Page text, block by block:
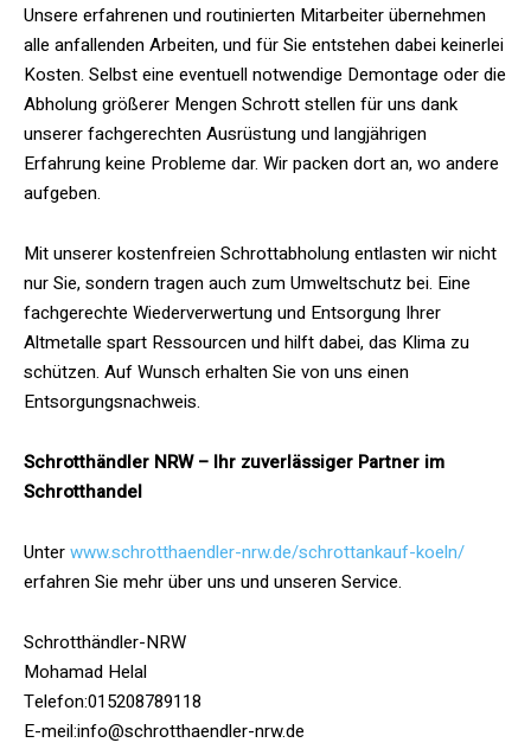
Unsere erfahrenen und routinierten Mitarbeiter übernehmen
alle anfallenden Arbeiten, und für Sie entstehen dabei keinerlei
Kosten. Selbst eine eventuell notwendige Demontage oder die
Abholung größerer Mengen Schrott stellen für uns dank
unserer fachgerechten Ausrüstung und langjährigen
Erfahrung keine Probleme dar. Wir packen dort an, wo andere
aufgeben.
Mit unserer kostenfreien Schrottabholung entlasten wir nicht
nur Sie, sondern tragen auch zum Umweltschutz bei. Eine
fachgerechte Wiederverwertung und Entsorgung Ihrer
Altmetalle spart Ressourcen und hilft dabei, das Klima zu
schützen. Auf Wunsch erhalten Sie von uns einen
Entsorgungsnachweis.
Schrotthändler NRW – Ihr zuverlässiger Partner im
Schrotthandel
Unterwww.schrotthaendler-nrw.de/schrottankauf-koeln/
erfahren Sie mehr über uns und unseren Service.
Schrotthändler-NRW
Mohamad Helal
Telefon:015208789118
E-meil:info@schrotthaendler-nrw.de